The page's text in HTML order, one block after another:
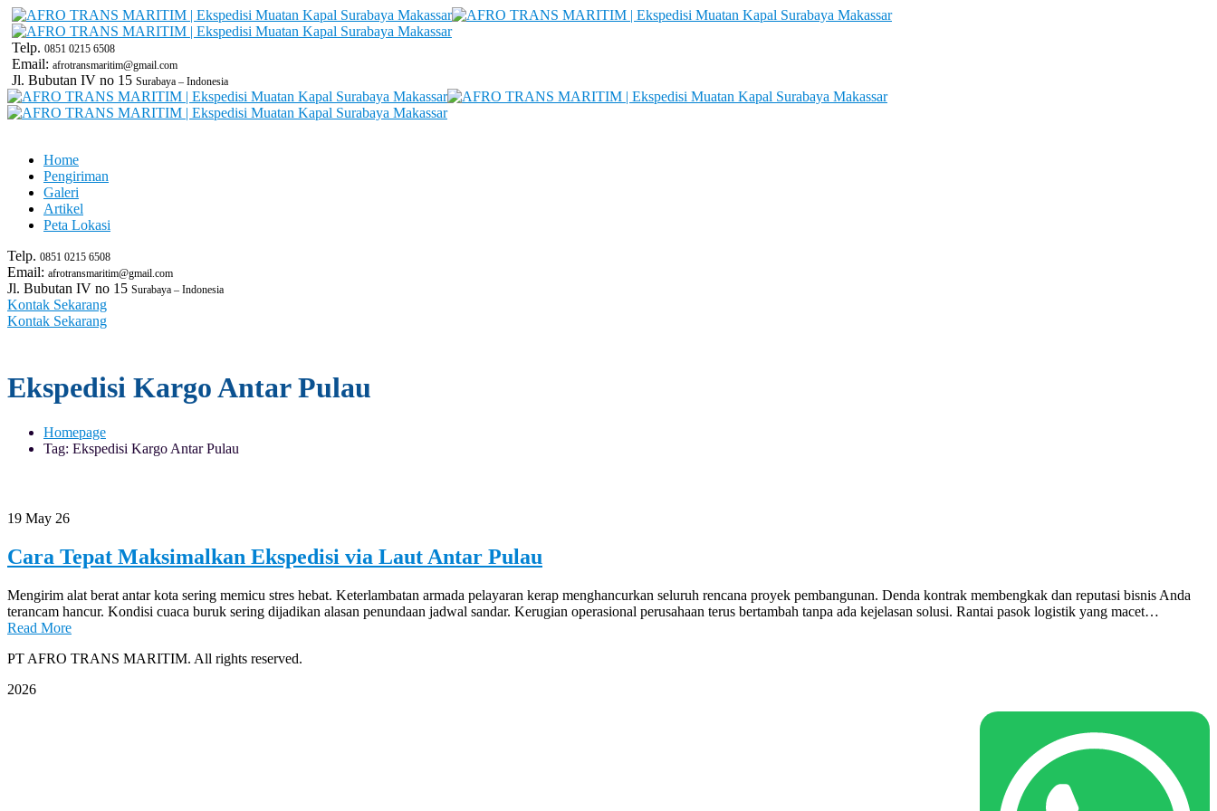
Telp. 0851 0215 6508
Email: afrotransmaritim@gmail.com
Jl. Bubutan IV no 15 Surabaya – Indonesia
Home
Pengiriman
Galeri
Artikel
Peta Lokasi
Telp. 0851 0215 6508
Email: afrotransmaritim@gmail.com
Jl. Bubutan IV no 15 Surabaya – Indonesia
Kontak Sekarang
Kontak Sekarang
Ekspedisi Kargo Antar Pulau
Homepage
Tag: Ekspedisi Kargo Antar Pulau
19 May 26
Cara Tepat Maksimalkan Ekspedisi via Laut Antar Pulau
Mengirim alat berat antar kota sering memicu stres hebat. Keterlambatan armada pelayaran kerap menghancurkan seluruh rencana proyek pembangunan. Denda kontrak membengkak dan reputasi bisnis Anda
terancam hancur. Kondisi cuaca buruk sering dijadikan alasan penundaan jadwal sandar. Kerugian operasional perusahaan terus bertambah tanpa ada kejelasan solusi. Rantai pasok logistik yang macet…
Read More
PT AFRO TRANS MARITIM. All rights reserved.
2026